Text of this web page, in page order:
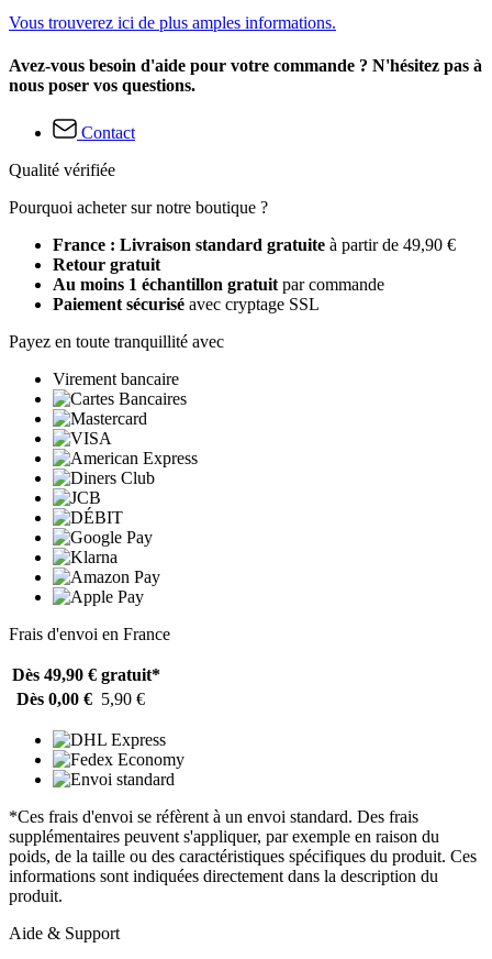
Vous trouverez ici de plus amples informations.
Avez-vous besoin d'aide pour votre commande ? N'hésitez pas à
nous poser vos questions.
Contact
Qualité vérifiée
Pourquoi acheter sur notre boutique ?
France : Livraison standard gratuite à partir de 49,90 €
Retour gratuit
Au moins 1 échantillon gratuit par commande
Paiement sécurisé avec cryptage SSL
Payez en toute tranquillité avec
Virement bancaire
Frais d'envoi en France
Dès 49,90 € gratuit*
Dès 0,00 € 5,90 €
*Ces frais d'envoi se réfèrent à un envoi standard. Des frais
supplémentaires peuvent s'appliquer, par exemple en raison du
poids, de la taille ou des caractéristiques spécifiques du produit. Ces
informations sont indiquées directement dans la description du
produit.
Aide & Support